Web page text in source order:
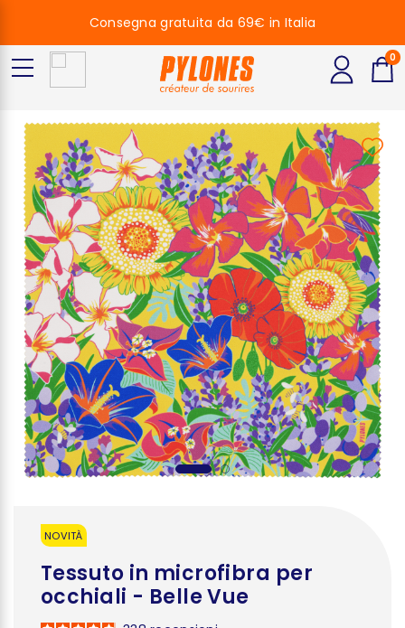
NOVITÀ
Tessuto in microfibra per
occhiali - Belle Vue
Consegna gratuita da 69€ in Italia
0